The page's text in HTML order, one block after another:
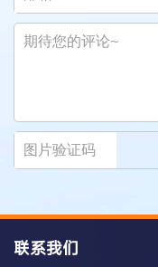
联系我们